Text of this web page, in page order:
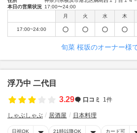
本日の営業状況 17:00〜24:00
月
火 水 木
17:00~24:00
旬菜 桜坂のオーナー様
浮乃中 二代目
3.29
口コミ 1件
しゃぶしゃぶ 居酒屋 日本料理
日祝OK 21時以降OK カード可